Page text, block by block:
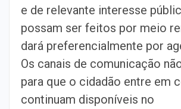
e de relevante interesse
possam ser feitos por meio
dará preferencialmente por
Os canais de comunicação
para que o cidadão entre em
continuam disponíveis no